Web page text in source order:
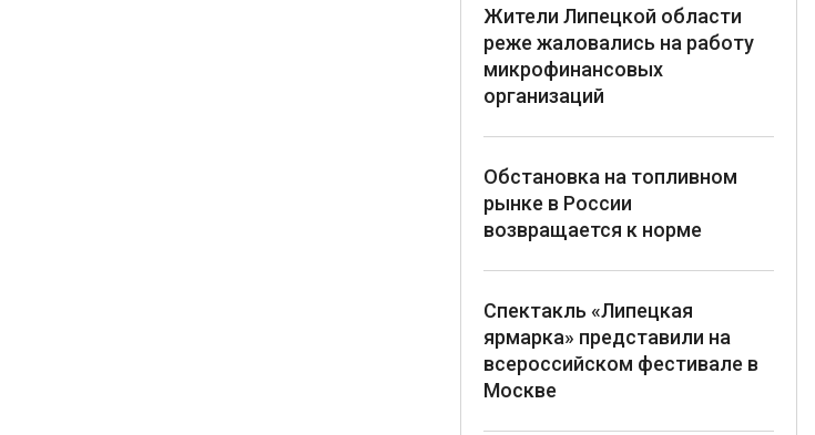
Жители Липецкой области
реже жаловались на работу
микрофинансовых
организаций
Обстановка на топливном
рынке в России
возвращается к норме
Спектакль «Липецкая
ярмарка» представили на
всероссийском фестивале в
Москве